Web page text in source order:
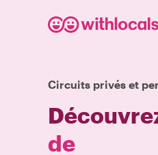
Circuits privés et
de